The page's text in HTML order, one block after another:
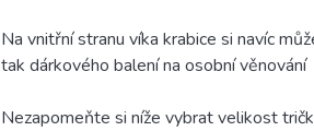
Na vnitřní stranu víka krabice si navíc
tak dárkového balení na osobní věnování
Nezapomeňte si níže vybrat velikost